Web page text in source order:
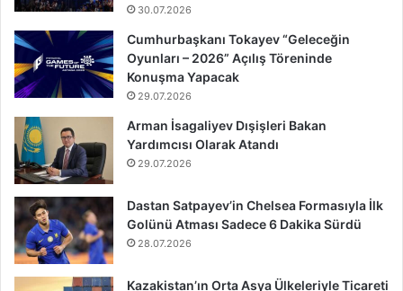
30.07.2026
Cumhurbaşkanı Tokayev “Geleceğin
Oyunları – 2026” Açılış Töreninde
Konuşma Yapacak
29.07.2026
Arman İsagaliyev Dışişleri Bakan
Yardımcısı Olarak Atandı
29.07.2026
Dastan Satpayev’in Chelsea Formasıyla İlk
Golünü Atması Sadece 6 Dakika Sürdü
28.07.2026
Kazakistan’ın Orta Asya Ülkeleriyle Ticareti